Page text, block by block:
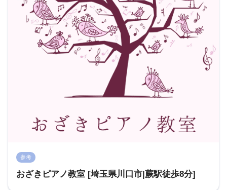
参考
おざきピアノ教室 [埼玉県川口市|蕨駅徒歩8分]